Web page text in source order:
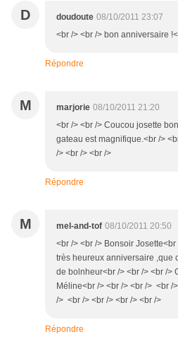
D doudoute 08/10/2011 23:07
<br /> <br /> bon anniversaire
Répondre
M marjorie 08/10/2011 21:20
<br /> <br /> Coucou josette
gateau est magnifique.<br />
/> <br /> <br />
Répondre
M mel-and-tof 08/10/2011 20:50
<br /> <br /> Bonsoir
très heureux anniversaire ,que
de bolnheur<br /> <br /> <br />
Méline<br /> <br /> <br /> <br /
/> <br /> <br /> <br /> <br />
Répondre